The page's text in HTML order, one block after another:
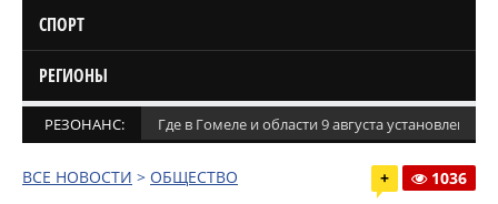
СПОРТ
РЕГИОНЫ
РЕЗОНАНС: Где в Гомеле и области 9 августа установлены
ВСЕ НОВОСТИ > ОБЩЕСТВО + 1036